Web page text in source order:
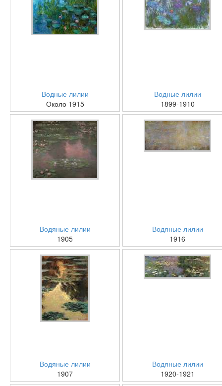
Водные лилии
Около 1915
Водные лилии
1899-1910
Водяные лилии
1905
Водяные лилии
1916
Водяные лилии
1907
Водяные лилии
1920-1921